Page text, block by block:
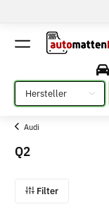
Bitte auswählen
Audi
Q2
Filter